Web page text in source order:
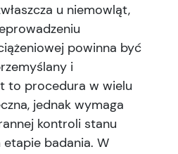
u niemowląt,
powinna być
i
to procedura w wielu
jednak wymaga
kontroli stanu
badania. W